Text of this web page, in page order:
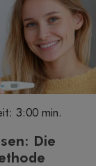
3:00 min.
Die